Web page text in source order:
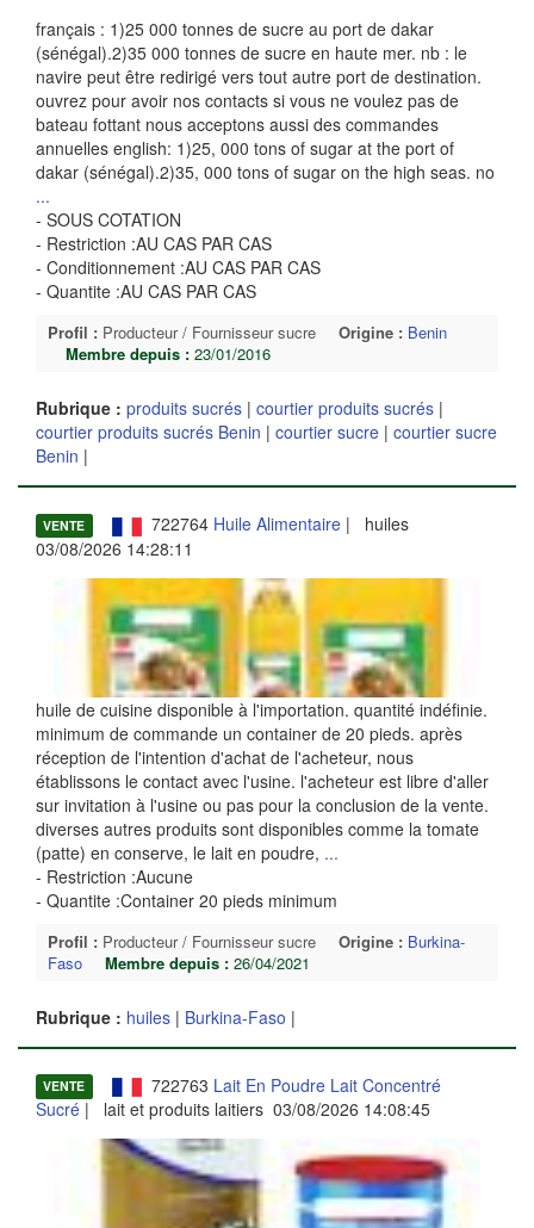
français : 1)25 000 tonnes de sucre au port de dakar
(sénégal).2)35 000 tonnes de sucre en haute mer. nb : le
navire peut être redirigé vers tout autre port de destination.
ouvrez pour avoir nos contacts si vous ne voulez pas de
bateau fottant nous acceptons aussi des commandes
annuelles english: 1)25, 000 tons of sugar at the port of
dakar (sénégal).2)35, 000 tons of sugar on the high seas. no
...
- SOUS COTATION
- Restriction :AU CAS PAR CAS
- Conditionnement :AU CAS PAR CAS
- Quantite :AU CAS PAR CAS
Profil : Producteur / Fournisseur sucre Origine : Benin
Membre depuis : 23/01/2016
Rubrique : produits sucrés | courtier produits sucrés |
courtier produits sucrés Benin | courtier sucre | courtier sucre
Benin |
VENTE 722764 Huile Alimentaire| huiles
03/08/2026 14:28:11
huile de cuisine disponible à l'importation. quantité indéfinie.
minimum de commande un container de 20 pieds. après
réception de l'intention d'achat de l'acheteur, nous
établissons le contact avec l'usine. l'acheteur est libre d'aller
sur invitation à l'usine ou pas pour la conclusion de la vente.
diverses autres produits sont disponibles comme la tomate
(patte) en conserve, le lait en poudre, ...
- Restriction :Aucune
- Quantite :Container 20 pieds minimum
Profil : Producteur / Fournisseur sucre Origine : Burkina-
Faso
Membre depuis : 26/04/2021
Rubrique : huiles | Burkina-Faso |
VENTE 722763 Lait En Poudre Lait Concentré
Sucré | lait et produits laitiers 03/08/2026 14:08:45